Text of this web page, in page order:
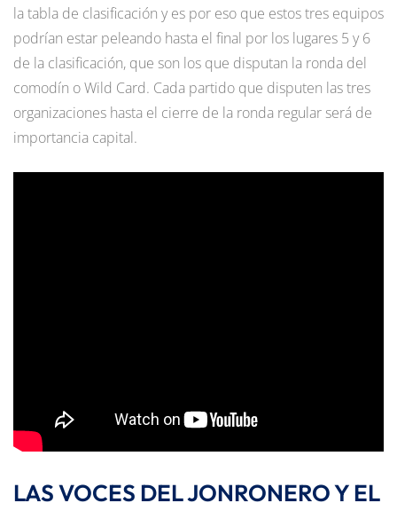
la tabla de clasificación y es por eso que estos tres equipos
podrían estar peleando hasta el final por los lugares 5 y 6
de la clasificación, que son los que disputan la ronda del
comodín o Wild Card. Cada partido que disputen las tres
organizaciones hasta el cierre de la ronda regular será de
importancia capital.
LAS VOCES DEL JONRONERO Y EL